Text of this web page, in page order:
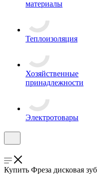
материалы
Теплоизоляция
Хозяйственные
принадлежности
Электротовары
Купить Фреза дисковая